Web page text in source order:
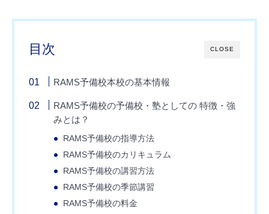
CLOSE
目次
RAMS予備校本校の基本情報
RAMS予備校の予備校・塾としての 特徴・強
みとは？
RAMS予備校の指導方法
RAMS予備校のカリキュラム
RAMS予備校の講習方法
RAMS予備校の季節講習
RAMS予備校の料金